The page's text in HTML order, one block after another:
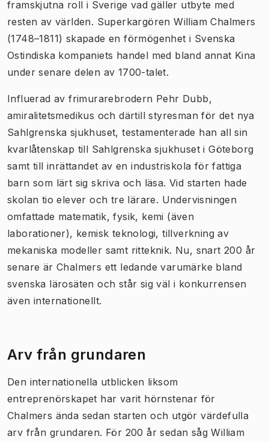
framskjutna roll i Sverige vad gäller utbyte med
resten av världen. Superkargören William Chalmers
(1748–1811) skapade en förmögenhet i Svenska
Ostindiska kompaniets handel med bland annat Kina
under senare delen av 1700-talet.
Influerad av frimurarebrodern Pehr Dubb,
amiralitetsmedikus och därtill styresman för det nya
Sahlgrenska sjukhuset, testamenterade han all sin
kvarlåtenskap till Sahlgrenska sjukhuset i Göteborg
samt till inrättandet av en industriskola för fattiga
barn som lärt sig skriva och läsa. Vid starten hade
skolan tio elever och tre lärare. Undervisningen
omfattade matematik, fysik, kemi (även
laborationer), kemisk teknologi, tillverkning av
mekaniska modeller samt ritteknik. Nu, snart 200 år
senare är Chalmers ett ledande varumärke bland
svenska lärosäten och står sig väl i konkurrensen
även internationellt.
Arv från grundaren
Den internationella utblicken liksom
entreprenörskapet har varit hörnstenar för
Chalmers ända sedan starten och utgör värdefulla
arv från grundaren. För 200 år sedan såg William